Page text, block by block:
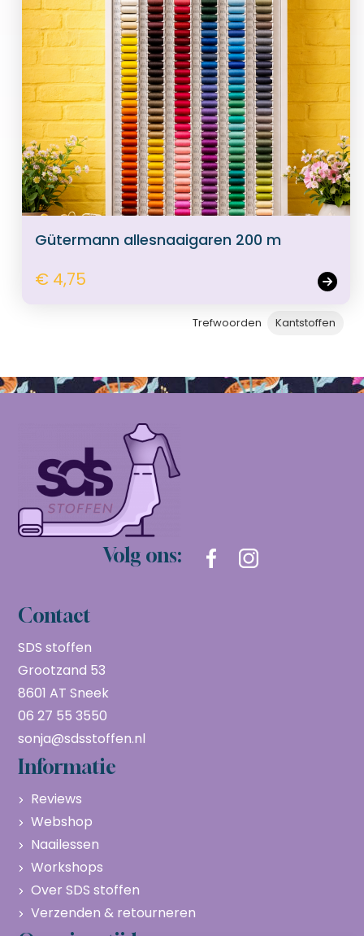
Gütermann allesnaaigaren 200 m
€ 4,75
Trefwoorden Kantstoffen
Volg ons:
Contact
SDS stoffen
Grootzand 53
8601 AT Sneek
06 27 55 3550
sonja@sdsstoffen.nl
Informatie
Reviews
Webshop
Naailessen
Workshops
Over SDS stoffen
Verzenden & retourneren